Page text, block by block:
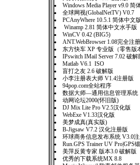
Windows Media Player v9.0 简
全球网视(GlobalNetTV) V0.7
PCAnyWhere 10.5.1 简体中文
Winamp 2.81 简体中文水手版
WinCV 0.42 (BIG5)
ANT.WebBrowser 1.08完全注
东方快车 XP 专业版（零售版
IPswitch IMail Server 7.02 破解
Matlab V6.1 ISO
盲打之友 2.6 破解版
小李注册表大师 V1.4注册版
94pop.com全站程序
数据大师—通用信息管理系统
动网论坛2000(怀旧版)
DJ Mix Lite Pro V2.5汉化版
WebExe V1.33汉化版
美梦成真(真实版)
B-Jigsaw V7.2 汉化注册版
环球商务信息发布系统 V3.0
Run.GPS Trainer UV Pro|GPS
美萍反黄专家 版本3.0 破解版
优秀的下载系统MX 8.8